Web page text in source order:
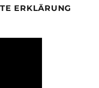
ERKLÄRUNG